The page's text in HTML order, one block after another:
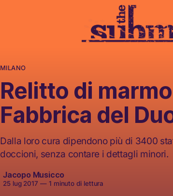
MILANO
Relitto di
Fabbrica del
Dalla loro cura dipendono più di 3400
doccioni, senza contare i dettagli minori.
Jacopo Musicco
25 lug 2017 —1 minuto di lettura